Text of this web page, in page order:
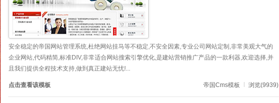
安全稳定的帝国网站管理系统,杜绝网站挂马等不稳定,不安全因素,专业公司网站定制,非常美观大气的
企业网站,代码精简,标准DIV,非常适合网站搜索引擎优化,是建站营销推广产品的一款利器,欢迎选择,并
且我们提供全程技术支持,做到真正建站无忧!...
帝国Cms模板 浏览(9939)
点击查看该模板